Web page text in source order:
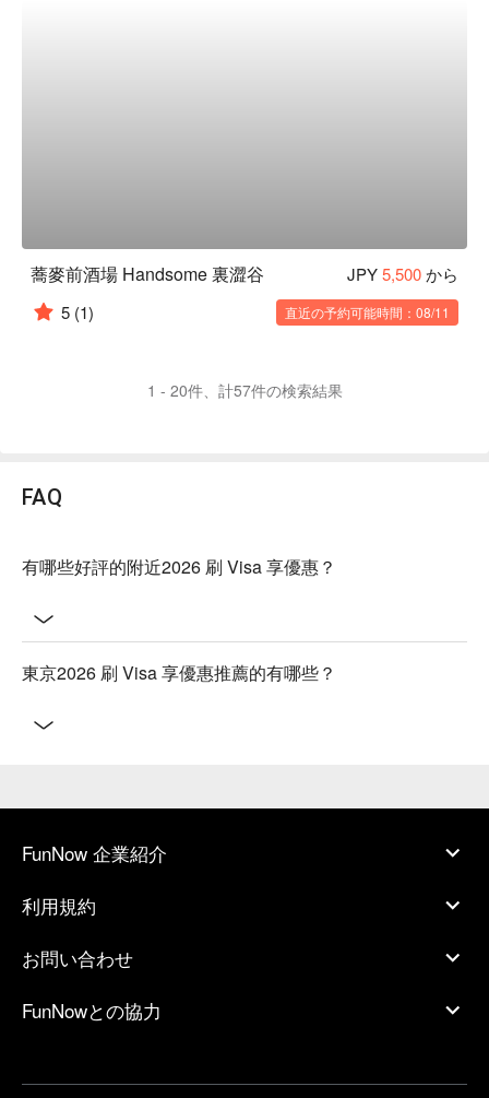
蕎麥前酒場 Handsome 裏澀谷 JPY5,500から
5 (1) 直近の予約可能時間：08/11
1 - 20件、計57件の検索結果
FAQ
有哪些好評的附近2026 刷 Visa 享優惠？
東京2026 刷 Visa 享優惠推薦的有哪些？
FunNow 企業紹介
利用規約
お問い合わせ
FunNowとの協力